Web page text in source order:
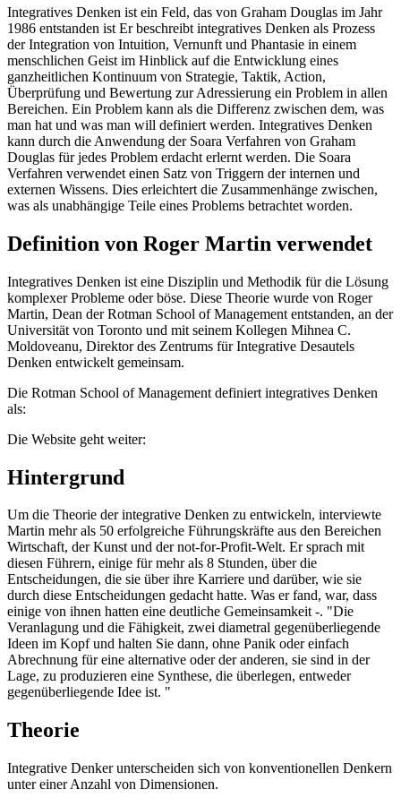
Integratives Denken ist ein Feld, das von Graham Douglas im Jahr
1986 entstanden ist Er beschreibt integratives Denken als Prozess
der Integration von Intuition, Vernunft und Phantasie in einem
menschlichen Geist im Hinblick auf die Entwicklung eines
ganzheitlichen Kontinuum von Strategie, Taktik, Action,
Überprüfung und Bewertung zur Adressierung ein Problem in allen
Bereichen. Ein Problem kann als die Differenz zwischen dem, was
man hat und was man will definiert werden. Integratives Denken
kann durch die Anwendung der Soara Verfahren von Graham
Douglas für jedes Problem erdacht erlernt werden. Die Soara
Verfahren verwendet einen Satz von Triggern der internen und
externen Wissens. Dies erleichtert die Zusammenhänge zwischen,
was als unabhängige Teile eines Problems betrachtet worden.
Definition von Roger Martin verwendet
Integratives Denken ist eine Disziplin und Methodik für die Lösung
komplexer Probleme oder böse. Diese Theorie wurde von Roger
Martin, Dean der Rotman School of Management entstanden, an der
Universität von Toronto und mit seinem Kollegen Mihnea C.
Moldoveanu, Direktor des Zentrums für Integrative Desautels
Denken entwickelt gemeinsam.
Die Rotman School of Management definiert integratives Denken
als:
Die Website geht weiter:
Hintergrund
Um die Theorie der integrative Denken zu entwickeln, interviewte
Martin mehr als 50 erfolgreiche Führungskräfte aus den Bereichen
Wirtschaft, der Kunst und der not-for-Profit-Welt. Er sprach mit
diesen Führern, einige für mehr als 8 Stunden, über die
Entscheidungen, die sie über ihre Karriere und darüber, wie sie
durch diese Entscheidungen gedacht hatte. Was er fand, war, dass
einige von ihnen hatten eine deutliche Gemeinsamkeit -. "Die
Veranlagung und die Fähigkeit, zwei diametral gegenüberliegende
Ideen im Kopf und halten Sie dann, ohne Panik oder einfach
Abrechnung für eine alternative oder der anderen, sie sind in der
Lage, zu produzieren eine Synthese, die überlegen, entweder
gegenüberliegende Idee ist. "
Theorie
Integrative Denker unterscheiden sich von konventionellen Denkern
unter einer Anzahl von Dimensionen.